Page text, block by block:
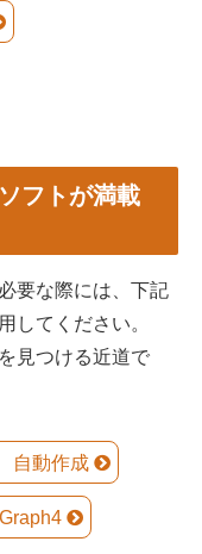
フトが満載
要な際には、下記
してください。
見つける近道で
自動作成